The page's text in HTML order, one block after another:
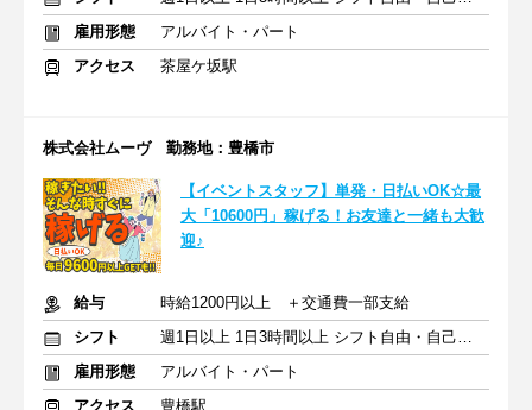
雇用形態
アルバイト・パート
アクセス
茶屋ケ坂駅
株式会社ムーヴ 勤務地：豊橋市
【イベントスタッフ】単発・日払いOK☆最
大「10600円」稼げる！お友達と一緒も大歓
迎♪
給与
時給1200円以上 ＋交通費一部支給
シフト
週1日以上 1日3時間以上 シフト自由・自己申告
雇用形態
アルバイト・パート
アクセス
豊橋駅